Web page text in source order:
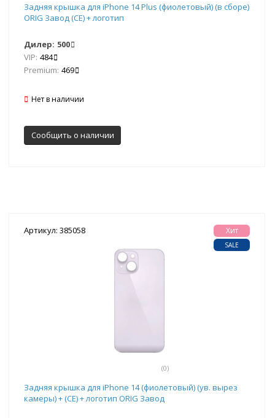
Задняя крышка для iPhone 14 Plus (фиолетовый) (в сборе)
ORIG Завод (CE) + логотип
Дилер: 500
VIP: 484
Premium: 469
Нет в наличии
Сообщить о наличии
Артикул: 385058
(0)
Хит
SALE
Задняя крышка для iPhone 14 (фиолетовый) (ув. вырез
камеры) + (СЕ) + логотип ORIG Завод